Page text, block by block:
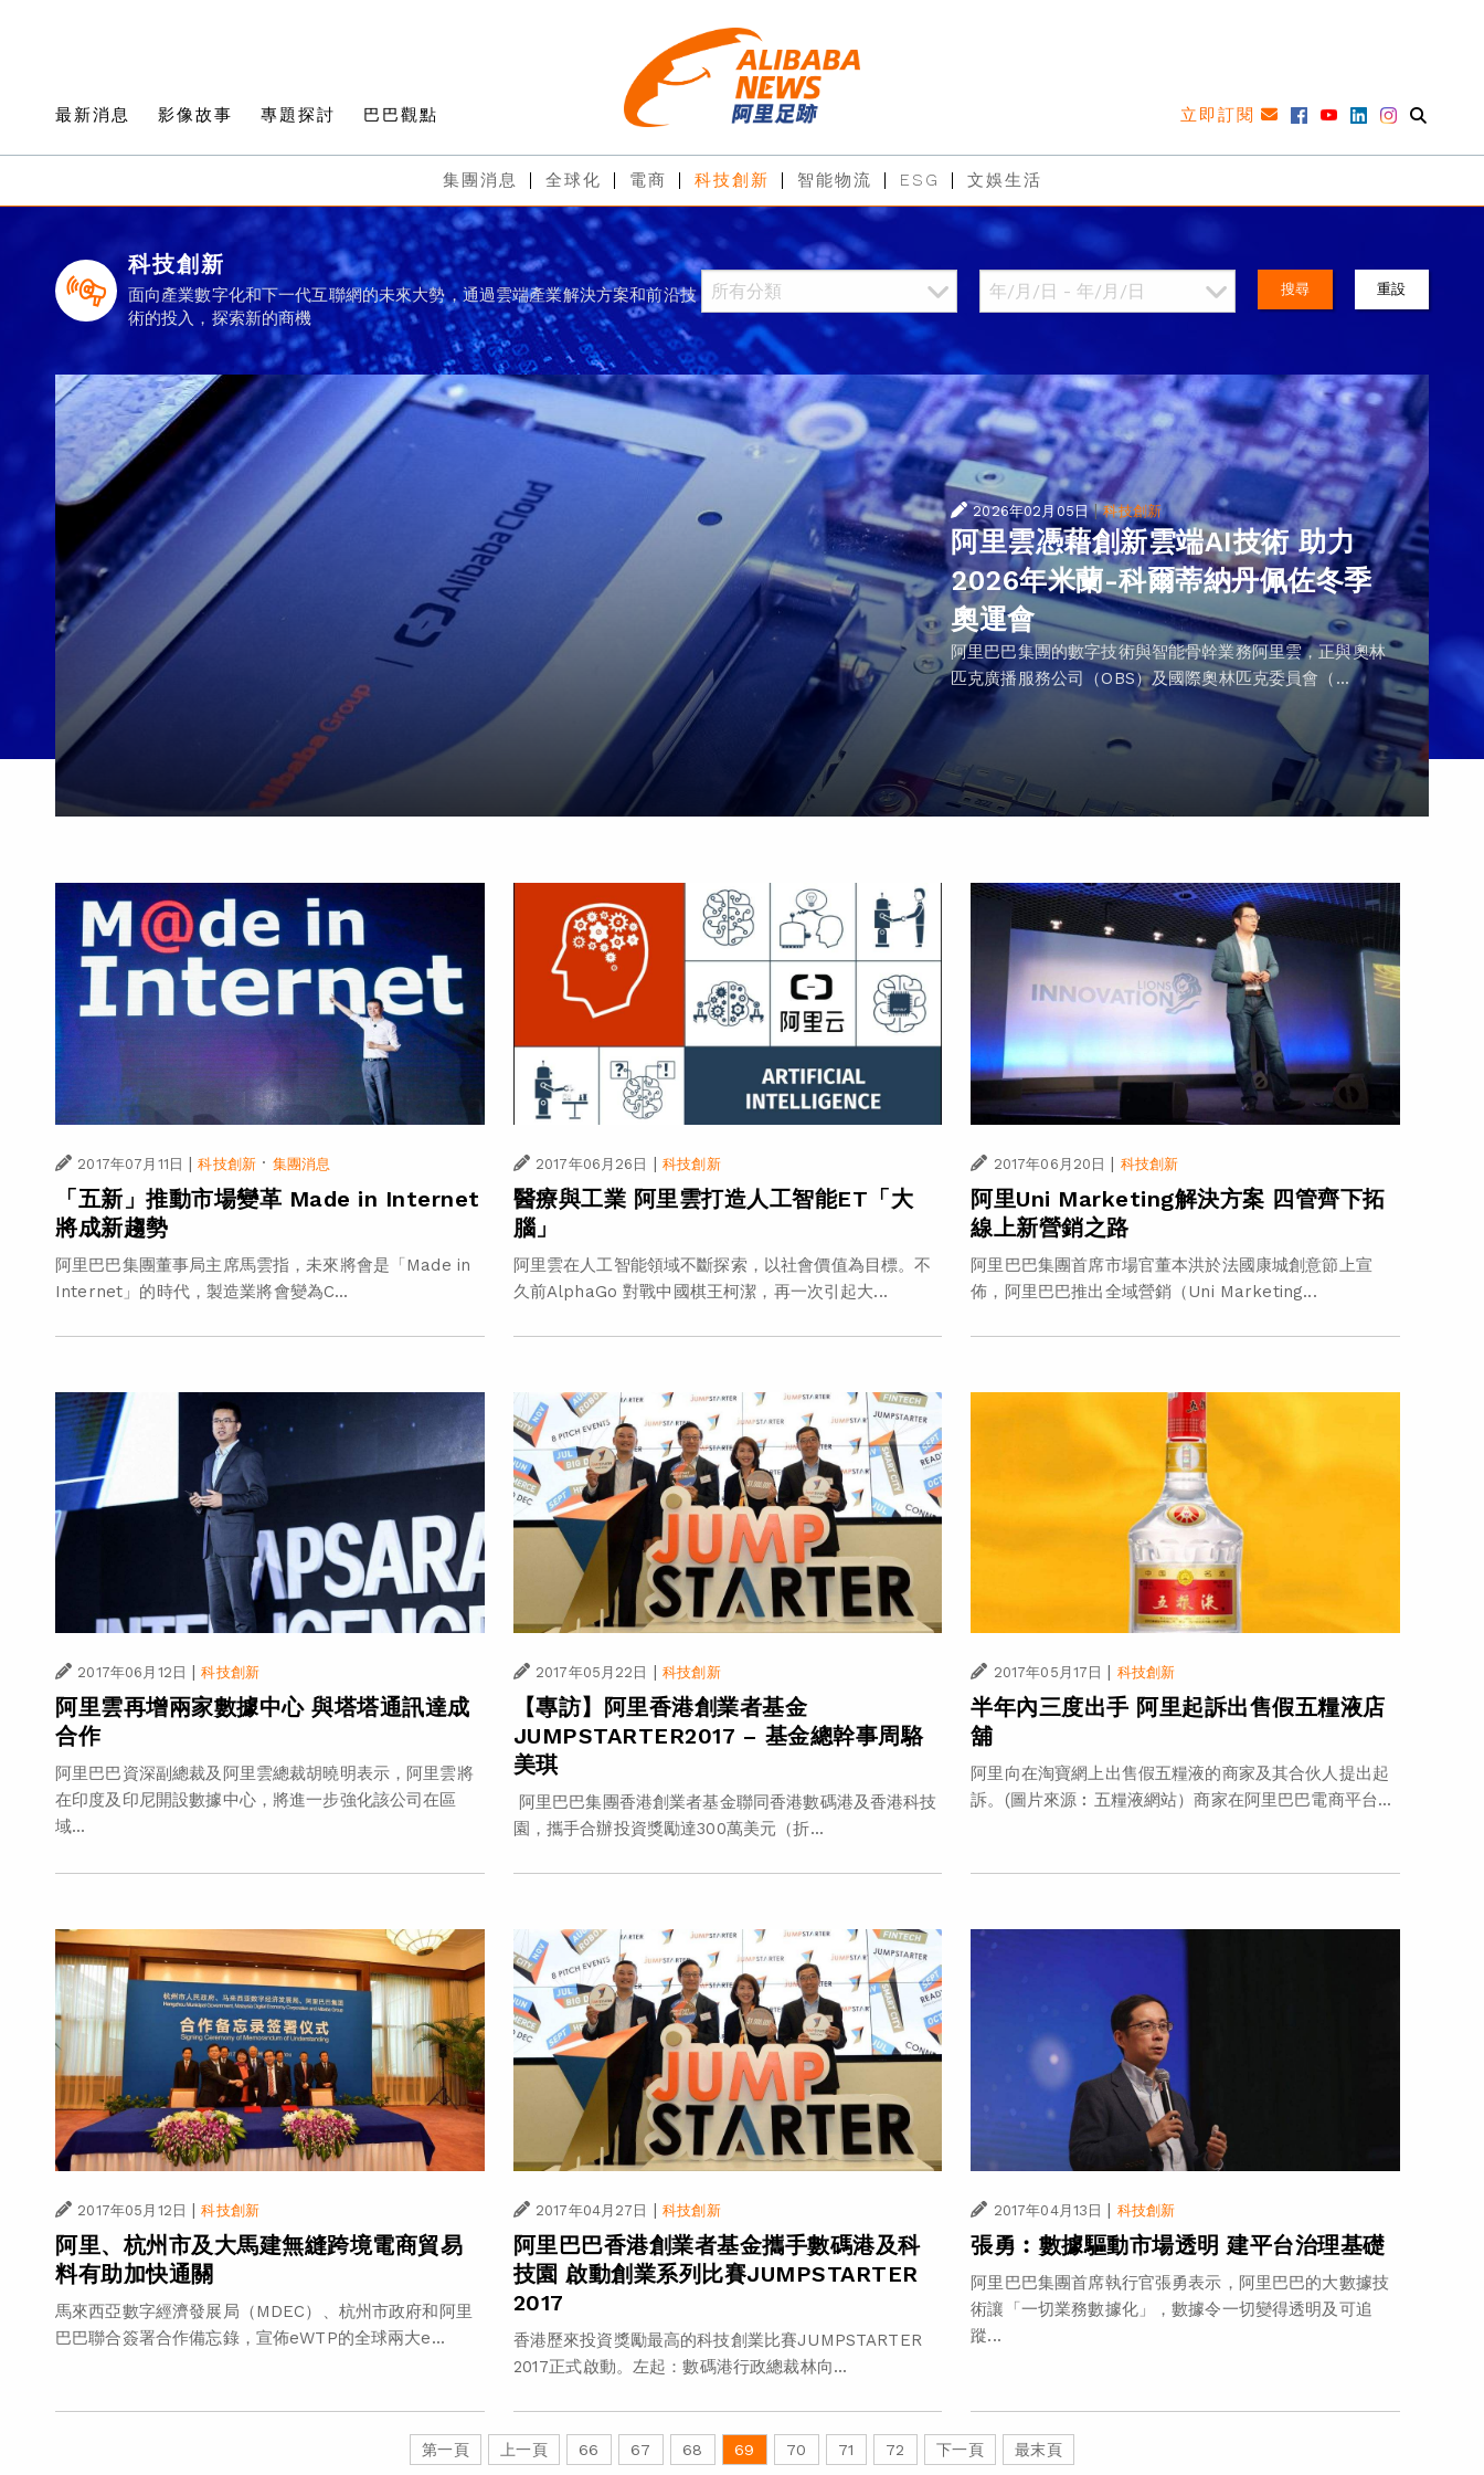
最新消息 影像故事 專題探討 巴巴觀點 立即訂閱
集團消息 全球化 電商 科技創新 智能物流 ESG 文娛生活
科技創新
面向產業數字化和下一代互聯網的未來大勢，通過雲端產業解決方案和前沿技
術的投入，探索新的商機
搜尋 重設
2026年02月05日 |科技創新
阿里雲憑藉創新雲端AI技術 助力
2026年米蘭-科爾蒂納丹佩佐冬季
奧運會
阿里巴巴集團的數字技術與智能骨幹業務阿里雲，正與奧林
匹克廣播服務公司（OBS）及國際奧林匹克委員會（...
2017年07月11日 | 科技創新 · 集團消息
「五新」推動市場變革 Made in Internet
將成新趨勢
阿里巴巴集團董事局主席馬雲指，未來將會是「Made in
Internet」的時代，製造業將會變為C...
2017年06月26日 | 科技創新
醫療與工業 阿里雲打造人工智能ET「大
腦」
阿里雲在人工智能領域不斷探索，以社會價值為目標。不
久前AlphaGo 對戰中國棋王柯潔，再一次引起大...
2017年06月20日 | 科技創新
阿里Uni Marketing解決方案 四管齊下拓
線上新營銷之路
阿里巴巴集團首席市場官董本洪於法國康城創意節上宣
佈，阿里巴巴推出全域營銷（Uni Marketing...
2017年06月12日 | 科技創新
阿里雲再增兩家數據中心 與塔塔通訊達成
合作
阿里巴巴資深副總裁及阿里雲總裁胡曉明表示，阿里雲將
在印度及印尼開設數據中心，將進一步強化該公司在區
域...
2017年05月22日 | 科技創新
【專訪】阿里香港創業者基金
JUMPSTARTER2017 – 基金總幹事周駱
美琪
阿里巴巴集團香港創業者基金聯同香港數碼港及香港科技
園，攜手合辦投資獎勵達300萬美元（折...
2017年05月17日 | 科技創新
半年內三度出手 阿里起訴出售假五糧液店
舖
阿里向在淘寶網上出售假五糧液的商家及其合伙人提出起
訴。(圖片來源︰五糧液網站）商家在阿里巴巴電商平台...
2017年05月12日 | 科技創新
阿里、杭州市及大馬建無縫跨境電商貿易
料有助加快通關
馬來西亞數字經濟發展局（MDEC）、杭州市政府和阿里
巴巴聯合簽署合作備忘錄，宣佈eWTP的全球兩大e...
2017年04月27日 | 科技創新
阿里巴巴香港創業者基金攜手數碼港及科
技園 啟動創業系列比賽JUMPSTARTER
2017
香港歷來投資獎勵最高的科技創業比賽JUMPSTARTER
2017正式啟動。左起：數碼港行政總裁林向...
2017年04月13日 | 科技創新
張勇︰數據驅動市場透明 建平台治理基礎
阿里巴巴集團首席執行官張勇表示，阿里巴巴的大數據技
術讓「一切業務數據化」，數據令一切變得透明及可追
蹤...
第一頁 上一頁 66 67 68 69 70 71 72 下一頁 最末頁